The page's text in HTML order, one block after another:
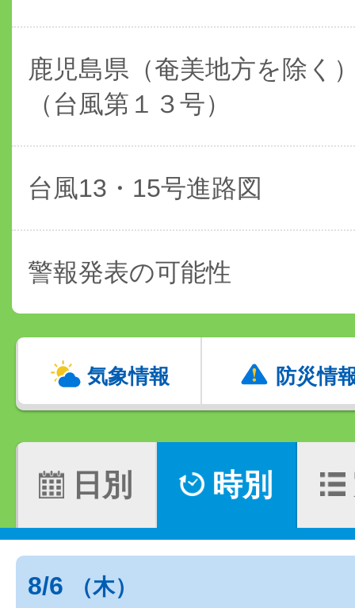
鹿児島県（奄美地方を除く
（台風第１３号）
台風13・15号進路図
警報発表の可能性
気象情報 防災情
日別 時別
8/6 （木）